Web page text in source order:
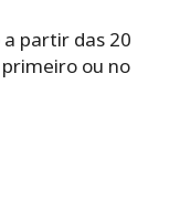
partir das 20
ou no